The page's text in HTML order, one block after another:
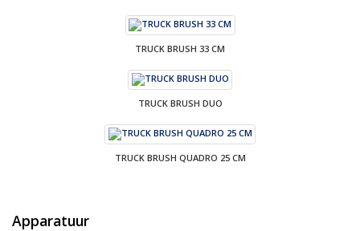
TRUCK BRUSH 33 CM
TRUCK BRUSH DUO
TRUCK BRUSH QUADRO 25 CM
Apparatuur